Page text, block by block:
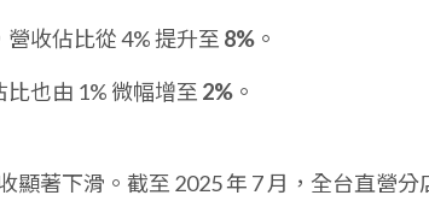
收佔比從 4% 提升至 8% 。
比也由 1% 微幅增至 2% 。
顯著下滑。截至 2025 年 7 月，全台直營分